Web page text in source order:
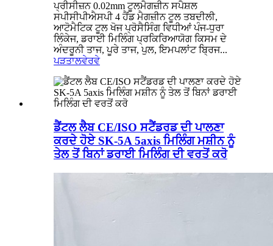
ਪ੍ਰੀਸੀਜ਼ਨ 0.02mm ਟੂਲਮੈਗਜ਼ੀਨ ਸਪੈਸ਼ਲ
ਸਪੀਸੀਪੀਐਸਪੀ 4 ਹੈਂਡ ਮੈਗਜ਼ੀਨ ਟੂਲ ਤਬਦੀਲੀ,
ਆਟੋਮੈਟਿਕ ਟੂਲ ਖੋਜ ਪ੍ਰੋਸੈਸਿੰਗ ਵਿਧੀਆਂ ਪੰਜ-ਧੁਰਾ
ਲਿੰਕੇਜ, ਡਰਾਈ ਮਿਲਿੰਗ ਪ੍ਰਕਿਰਿਆਯੋਗ ਕਿਸਮ ਦੇ
ਅੰਦਰੂਨੀ ਤਾਜ, ਪੂਰੇ ਤਾਜ, ਪੁਲ, ਇਮਪਲਾਂਟ ਬ੍ਰਿਜ...
ਪੜਤਾਲਵੇਰਵੇ
ਡੈਂਟਲ ਲੈਬ CE/ISO ਸਟੈਂਡਰਡ ਦੀ ਪਾਲਣਾ
ਕਰਦੇ ਹੋਏ SK-5A 5axis ਮਿਲਿੰਗ ਮਸ਼ੀਨ ਨੂੰ
ਤੇਲ ਤੋਂ ਬਿਨਾਂ ਡਰਾਈ ਮਿਲਿੰਗ ਦੀ ਵਰਤੋਂ ਕਰੋ